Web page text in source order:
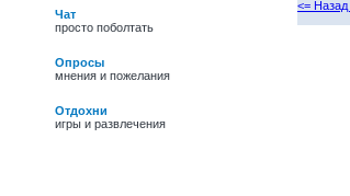
Чат
просто поболтать
Опросы
мнения и пожелания
Отдохни
игры и развлечения
Іванович Полевик.
Фольклорист, лауреат
Г.Верьовки, Б. Грінченка
і премії Фонду культури,
<= Назад